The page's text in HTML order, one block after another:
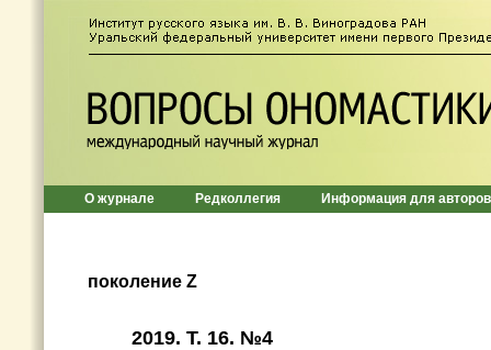
О журнале Редколлегия Информация для авторов
поколение Z
2019. Т. 16. №4